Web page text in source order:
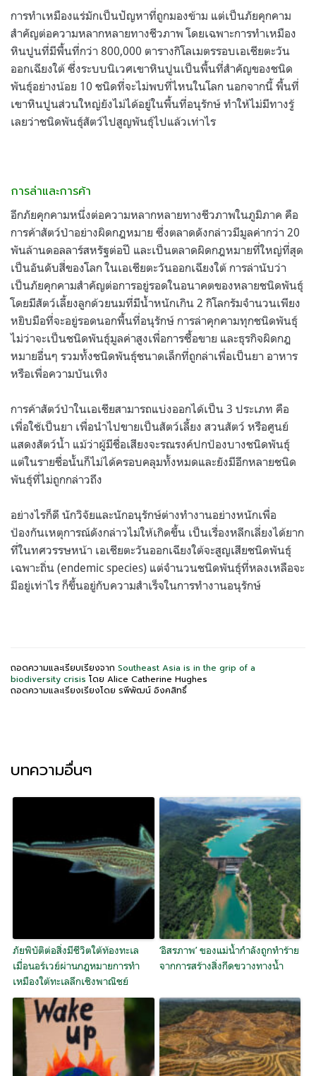
การทำเหมืองแร่มักเป็นปัญหาที่ถูกมองข้าม แต่เป็นภัยคุกคาม
สำคัญต่อความหลากหลายทางชีวภาพ โดยเฉพาะการทำเหมือง
หินปูนที่มีพื้นที่กว่า 800,000 ตารางกิโลเมตรรอบเอเชียตะวัน
ออกเฉียงใต้ ซึ่งระบบนิเวศเขาหินปูนเป็นพื้นที่สำคัญของชนิด
พันธุ์อย่างน้อย 10 ชนิดที่จะไม่พบที่ไหนในโลก นอกจากนี้ พื้นที่
เขาหินปูนส่วนใหญ่ยังไม่ได้อยู่ในพื้นที่อนุรักษ์ ทำให้ไม่มีทางรู้
เลยว่าชนิดพันธุ์สัตว์ไปสูญพันธุ์ไปแล้วเท่าไร
การล่าและการค้า
อีกภัยคุกคามหนึ่งต่อความหลากหลายทางชีวภาพในภูมิภาค คือ
การค้าสัตว์ป่าอย่างผิดกฎหมาย ซึ่งตลาดดังกล่าวมีมูลค่ากว่า 20
พันล้านดอลลาร์สหรัฐต่อปี และเป็นตลาดผิดกฎหมายที่ใหญ่ที่สุด
เป็นอันดับสี่ของโลก ในเอเชียตะวันออกเฉียงใต้ การล่านับว่า
เป็นภัยคุกคามสำคัญต่อการอยู่รอดในอนาคตของหลายชนิดพันธุ์
โดยมีสัตว์เลี้ยงลูกด้วยนมที่มีน้ำหนักเกิน 2 กิโลกรัมจำนวนเพียง
หยิบมือที่จะอยู่รอดนอกพื้นที่อนุรักษ์ การล่าคุกคามทุกชนิดพันธุ์
ไม่ว่าจะเป็นชนิดพันธุ์มูลค่าสูงเพื่อการซื้อขาย และธุรกิจผิดกฎ
หมายอื่นๆ รวมทั้งชนิดพันธุ์ชนาดเล็กที่ถูกล่าเพื่อเป็นยา อาหาร
หรือเพื่อความบันเทิง
การค้าสัตว์ป่าในเอเชียสามารถแบ่งออกได้เป็น 3 ประเภท คือ
เพื่อใช้เป็นยา เพื่อนำไปขายเป็นสัตว์เลี้ยง สวนสัตว์ หรือศูนย์
แสดงสัตว์น้ำ แม้ว่าผู้มีชื่อเสียงจะรณรงค์ปกป้องบางชนิดพันธุ์
แต่ในรายชื่อนั้นก็ไม่ได้ครอบคลุมทั้งหมดและยังมีอีกหลายชนิด
พันธุ์ที่ไม่ถูกกล่าวถึง
อย่างไรก็ดี นักวิจัยและนักอนุรักษ์ต่างทำงานอย่างหนักเพื่อ
ป้องกันเหตุการณ์ดังกล่าวไม่ให้เกิดขึ้น เป็นเรื่องหลีกเลี่ยงได้ยาก
ที่ในทศวรรษหน้า เอเชียตะวันออกเฉียงใต้จะสูญเสียชนิดพันธุ์
เฉพาะถิ่น (endemic species) แต่จำนวนชนิดพันธุ์ที่หลงเหลือจะ
มีอยู่เท่าไร ก็ขึ้นอยู่กับความสำเร็จในการทำงานอนุรักษ์
ถอดความและเรียบเรียงจาก Southeast Asia is in the grip of a
biodiversity crisis โดย Alice Catherine Hughes
ถอดความและเรียงเรียงโดย รพีพัฒน์ อิงคสิทธิ์
บทความอื่นๆ
ภัยพิบัติต่อสิ่งมีชีวิตใต้ท้องทะเล
เมื่อนอร์เวย์ผ่านกฎหมายการทำ
เหมืองใต้ทะเลลึกเชิงพาณิชย์
‘อิสรภาพ’ ของแม่น้ำกำลังถูกทำร้าย
จากการสร้างสิ่งกีดขวางทางน้ำ